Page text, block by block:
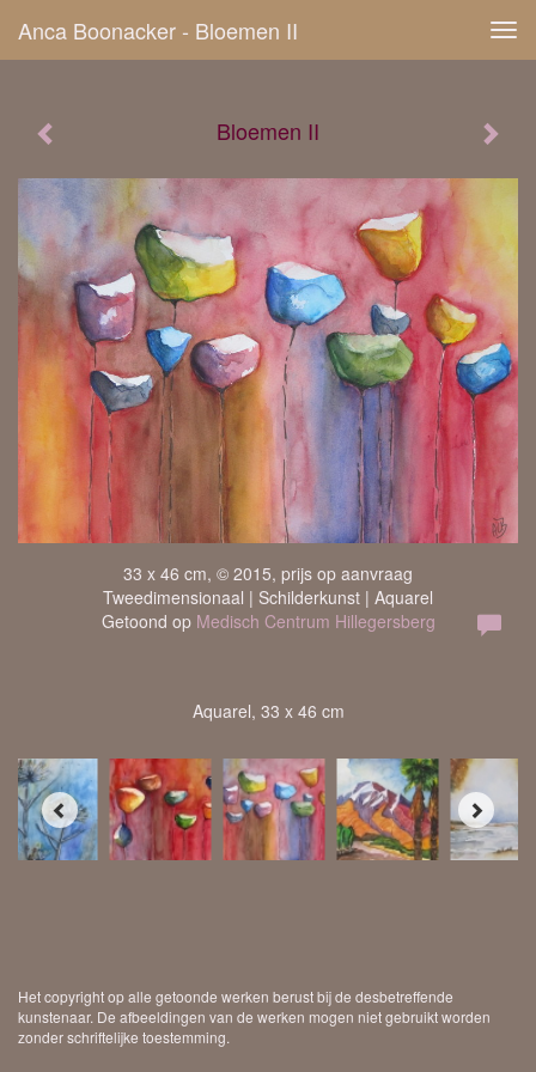
Anca Boonacker - Bloemen II
Bloemen II
33 x 46 cm, © 2015, prijs op aanvraag
Tweedimensionaal | Schilderkunst | Aquarel
Getoond op Medisch Centrum Hillegersberg
Aquarel, 33 x 46 cm
Het copyright op alle getoonde werken berust bij de desbetreffende
kunstenaar. De afbeeldingen van de werken mogen niet gebruikt worden
zonder schriftelijke toestemming.